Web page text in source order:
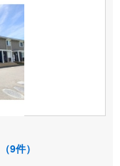
9件）